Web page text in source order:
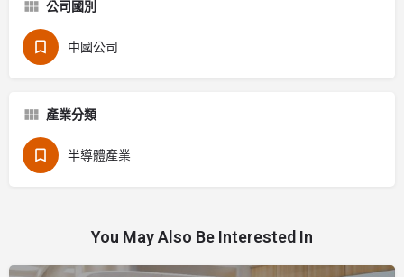
公司國別
中國公司
產業分類
半導體產業
You May Also Be Interested In